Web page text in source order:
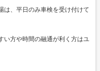
は、平日のみ車検を受け付けて
い方や時間の融通が利く方はユ